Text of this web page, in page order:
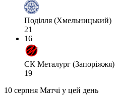
Поділля (Хмельницький)
21
16
СК Металург (Запоріжжя)
19
10 серпня Матчі у цей день